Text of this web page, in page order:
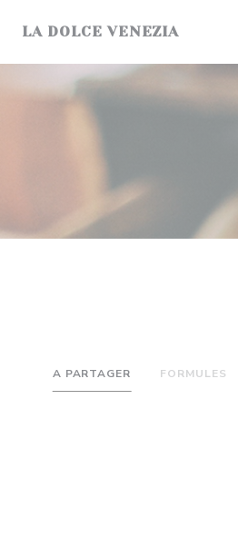
LA DOLCE VENEZIA
A PARTAGER FORMULES